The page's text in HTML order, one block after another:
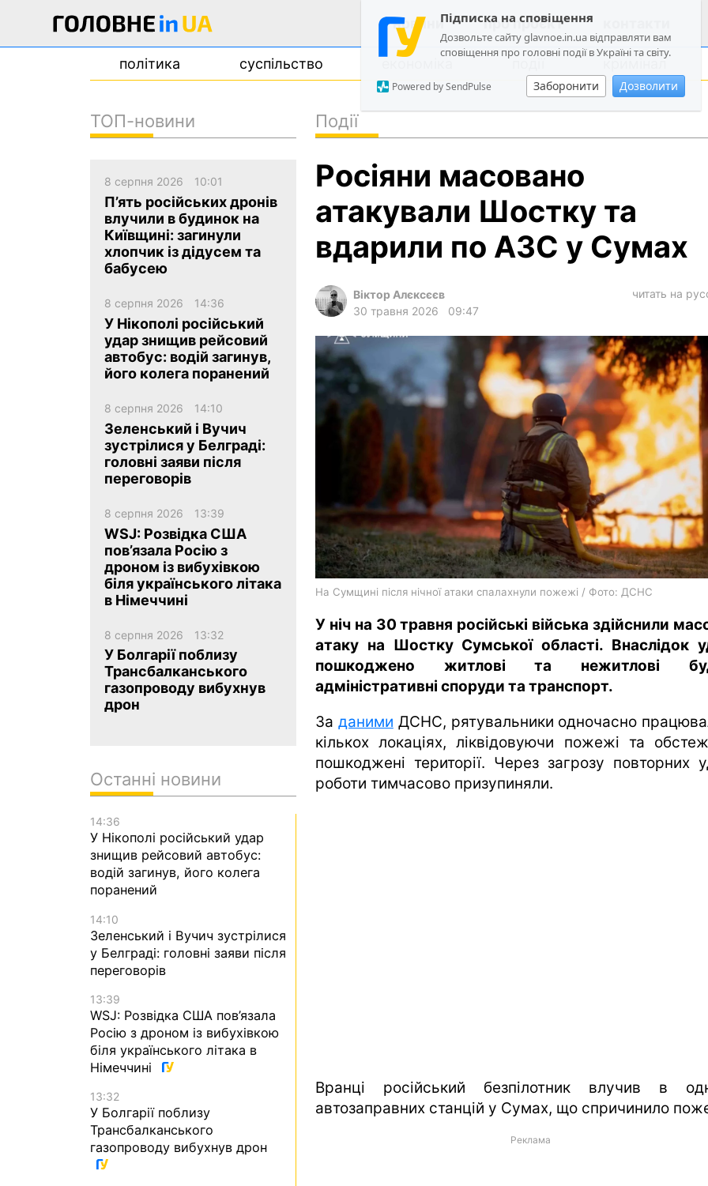
Підписка на сповіщення
Дозвольте сайту glavnoe.in.ua відправляти вам
сповіщення про головні події в Україні та світу.
Заборонити Дозволити
Powered by SendPulse
новини про проєкт
політика суспільство кримінал
політика
суспільство
події
кримінал
лонгріди
харків
архів
gambling
en
Події
Росіяни масовано
атакували Шостку та
вдарили по АЗС у Сумах
Віктор Алєксєєв
30 травня 2026
09:47
читать на
На Сумщині після нічної атаки спалахнули пожежі / Фото: ДСНС
У ніч на 30 травня російські війська здійснили
атаку на Шостку Сумської області. Внаслідок
пошкоджено житлові та нежитлові
адміністративні споруди та транспорт.
За даними ДСНС, рятувальники одночасно
кількох локаціях, ліквідовуючи пожежі та
пошкоджені території. Через загрозу повторних
роботи тимчасово призупиняли.
Вранці російський безпілотник влучив в
автозаправних станцій у Сумах, що спричинило
Реклама
ТОП-новини
8 серпня 2026 10:01
П’ять російських дронів
влучили в будинок на
Київщині: загинули
хлопчик із дідусем та
бабусею
8 серпня 2026 14:36
У Нікополі російський
удар знищив рейсовий
автобус: водій загинув,
його колега поранений
8 серпня 2026 14:10
Зеленський і Вучич
зустрілися у Белграді:
головні заяви після
переговорів
8 серпня 2026 13:39
WSJ: Розвідка США
пов’язала Росію з
дроном із вибухівкою
біля українського літака
в Німеччині
8 серпня 2026 13:32
У Болгарії поблизу
Трансбалканського
газопроводу вибухнув
дрон
Останні новини
14:36
У Нікополі російський удар
знищив рейсовий автобус:
водій загинув, його колега
поранений
14:10
Зеленський і Вучич зустрілися
у Белграді: головні заяви після
переговорів
13:39
WSJ: Розвідка США пов’язала
Росію з дроном із вибухівкою
біля українського літака в
Німеччині
13:32
У Болгарії поблизу
Трансбалканського
газопроводу вибухнув дрон